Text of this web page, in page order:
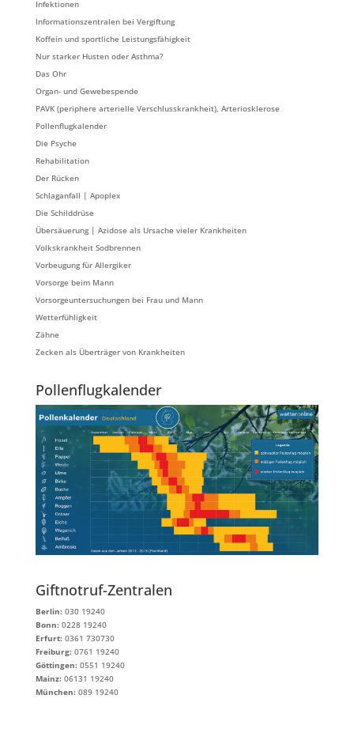
Infektionen
Informationszentralen bei Vergiftung
Koffein und sportliche Leistungsfähigkeit
Nur starker Husten oder Asthma?
Das Ohr
Organ- und Gewebespende
PAVK (periphere arterielle Verschlusskrankheit), Arteriosklerose
Pollenflugkalender
Die Psyche
Rehabilitation
Der Rücken
Schlaganfall | Apoplex
Die Schilddrüse
Übersäuerung | Azidose als Ursache vieler Krankheiten
Volkskrankheit Sodbrennen
Vorbeugung für Allergiker
Vorsorge beim Mann
Vorsorgeuntersuchungen bei Frau und Mann
Wetterfühligkeit
Zähne
Zecken als Überträger von Krankheiten
Pollenflugkalender
Giftnotruf-Zentralen
Berlin:030 19240
Bonn:0228 19240
Erfurt:0361 730730
Freiburg:0761 19240
Göttingen:0551 19240
Mainz:06131 19240
München:089 19240